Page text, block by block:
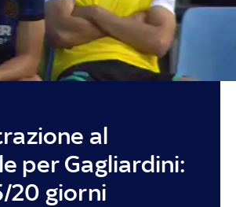
al
per Gagliardini:
20 giorni